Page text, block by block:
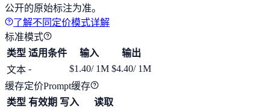
公开的原始标注为准。
了解不同定价模式详解
标准模式
类型 适用条件 输入
输出
文本 - $1.40/ 1M $4.40/ 1M
缓存定价Prompt缓存
类型 有效期 写入 读取